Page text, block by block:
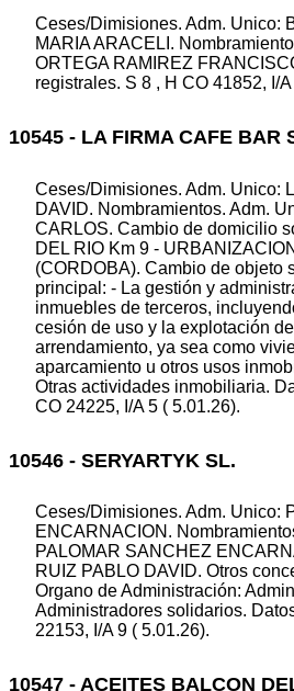
Ceses/Dimisiones. Adm. Unico:
MARIA ARACELI.
ORTEGA RAMIREZ
registrales. S 8 , H CO 41852, I/
10545 - LA FIRMA CAFE BAR
Ceses/Dimisiones. Adm. Unico:
DAVID. Nombramientos. Adm.
CARLOS. Cambio de domicilio
DEL RIO Km 9 -
(CORDOBA). Cambio de objeto
principal: - La gestión y
inmuebles de terceros,
cesión de uso y la explotación
arrendamiento, ya sea como
aparcamiento u otros usos
Otras actividades inmobiliaria.
CO 24225, I/A 5 ( 5.01.26).
10546 - SERYARTYK SL.
Ceses/Dimisiones. Adm. Unico:
ENCARNACION.
PALOMAR SANCHEZ
RUIZ PABLO DAVID. Otros
Organo de Administración:
Administradores solidarios.
22153, I/A 9 ( 5.01.26).
10547 - ACEITES BALCON